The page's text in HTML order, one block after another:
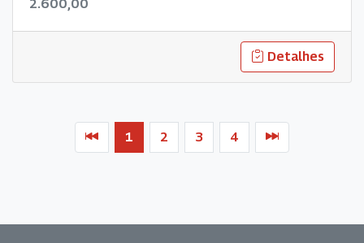
ATENDIMENTO, DOIS BANHEIROS, ÁREA DE LUZ.
2.600,00
Detalhes
1 2 3 4